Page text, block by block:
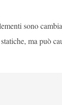
sono
ma può